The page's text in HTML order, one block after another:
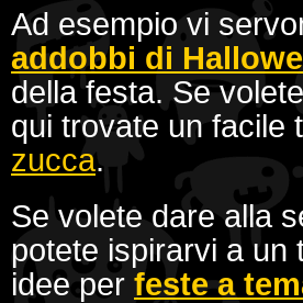
Ad esempio vi
addobbi di
della festa. Se
qui trovate un facile
zucca.
Se volete dare alla
potete ispirarvi a un
idee per feste a